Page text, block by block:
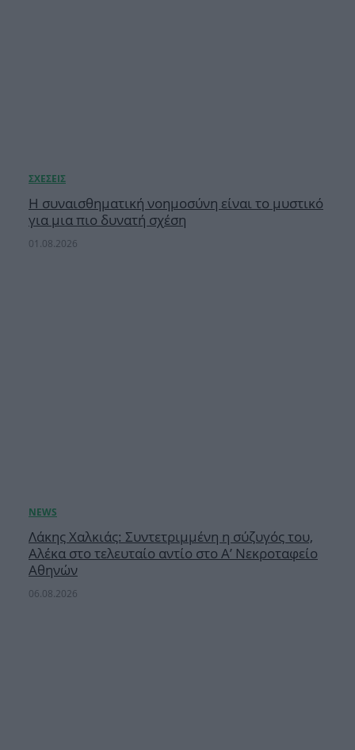
Η συναισθηματική νοημοσύνη είναι το μυστικό
για μια πιο δυνατή σχέση
01.08.2026
Λάκης Χαλκιάς: Συντετριμμένη η σύζυγός του,
Αλέκα στο τελευταίο αντίο στο Α’ Νεκροταφείο
Αθηνών
06.08.2026